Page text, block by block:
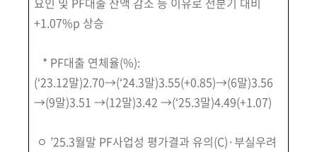
+1.07%p 상승
* PF대출 연체율(%):
(‘23.12말)2.70→(‘24.3말)3.55(+0.85)→(6말)3.56
→(9말)3.51 →(12말)3.42 →(‘25.3말)4.49(+1.07)
ㅇ ’25.3월말 PF사업성 평가결과 유의(C)·부실우려